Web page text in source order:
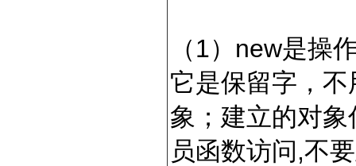
（1）new是操
它是保留字，
象；建立的对
员函数访问,不